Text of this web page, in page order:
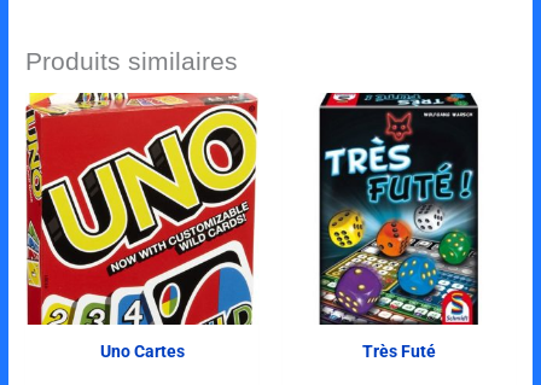
Produits similaires
Uno Cartes Très Futé